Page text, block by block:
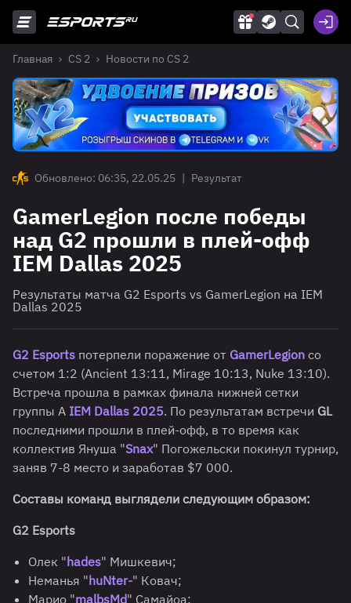
Главная CS 2 Новости по CS 2
Обновлено: 06:35, 22.05.25 | Результат
GamerLegion после победы
над G2 прошли в плей-офф
IEM Dallas 2025
Результаты матча G2 Esports vs GamerLegion на IEM
Dallas 2025
G2 Esports потерпели поражение от GamerLegion со
счетом 1:2 (Ancient 13:11, Mirage 10:13, Nuke 13:10).
Встреча прошла в рамках финала нижней сетки
группы A IEM Dallas 2025. По результатам встречи GL
последними прошли в плей-офф, в то время как
коллектив Януша "Snax" Погожельски покинул турнир,
заняв 7-8 место и заработав $7 000.
Составы команд выглядели следующим образом:
G2 Esports
Олек "hades" Мишкевич;
Неманья "huNter-" Ковач;
Марио "malbsMd" Самайоа;